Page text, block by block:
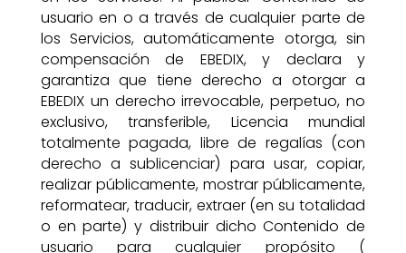
usuario en o a través de cualquier parte de
los Servicios, automáticamente otorga, sin
compensación de EBEDIX, y declara y
garantiza que tiene derecho a otorgar a
EBEDIX un derecho irrevocable, perpetuo, no
exclusivo, transferible, Licencia mundial
totalmente pagada, libre de regalías (con
derecho a sublicenciar) para usar, copiar,
realizar públicamente, mostrar públicamente,
reformatear, traducir, extraer (en su totalidad
o en parte) y distribuir dicho Contenido de
usuario para cualquier propósito (